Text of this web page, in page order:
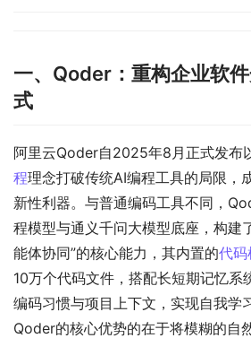
一、Qoder：重构企业软
式
阿里云Qoder自2025年8月正式发布
程理念打破传统AI编程工具的局限，
新性利器。与普通编码工具不同，
程模型与通义千问大模型底座，构建
能体协同”的核心能力，其内置的代码
10万个代码文件，搭配长短期记忆系
编码习惯与项目上下文，实现自我学
Qoder的核心优势的在于将模糊的自